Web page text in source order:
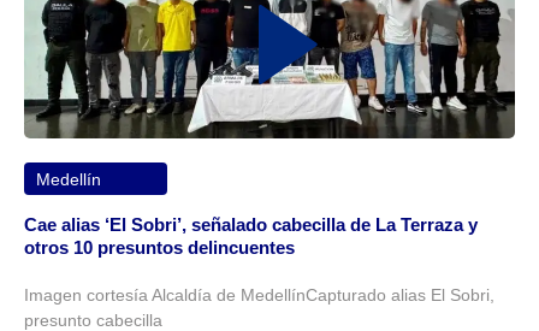
Medellín
Cae alias ‘El Sobri’, señalado cabecilla de La Terraza y
otros 10 presuntos delincuentes
Imagen cortesía Alcaldía de MedellínCapturado alias El Sobri,
presunto cabecilla